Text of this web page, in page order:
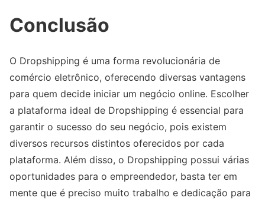
Conclusão
O Dropshipping é uma forma revolucionária de
comércio eletrônico, oferecendo diversas vantagens
para quem decide iniciar um negócio online. Escolher
a plataforma ideal de Dropshipping é essencial para
garantir o sucesso do seu negócio, pois existem
diversos recursos distintos oferecidos por cada
plataforma. Além disso, o Dropshipping possui várias
oportunidades para o empreendedor, basta ter em
mente que é preciso muito trabalho e dedicação para